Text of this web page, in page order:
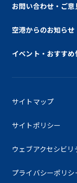
お問い合わせ・ご意
空港からのお知らせ
イベント・おすすめ
サイトマップ
サイトポリシー
ウェブアクセシビリ
プライバシーポリシ